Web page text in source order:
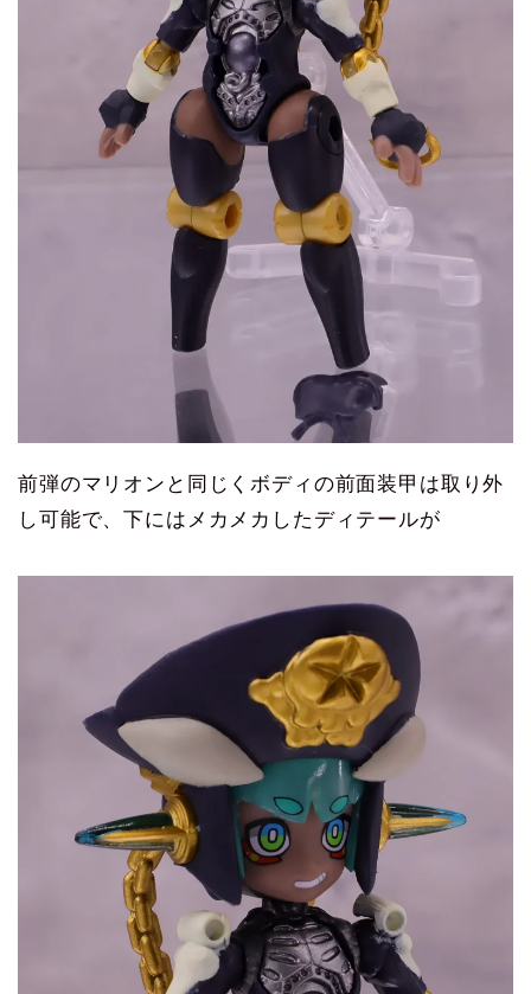
前弾のマリオンと同じくボディの前面装甲は取り外
し可能で、下にはメカメカしたディテールが